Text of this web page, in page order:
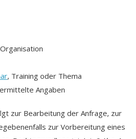
, Training oder Thema
Angaben
zur Bearbeitung der Anfrage, zur
zur Vorbereitung eines